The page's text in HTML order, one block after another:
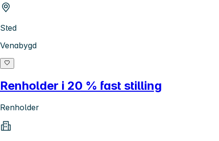
Sted
Venabygd
Renholder i 20 % fast stilling
Renholder